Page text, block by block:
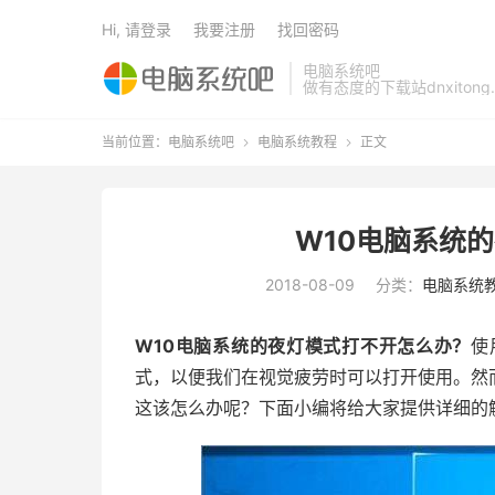
电脑系统吧
做有态度的下载站
Hi, 请登录 我要注册 找回密码
当前位置： 电脑系统吧  电脑系统教程  正文
W10电脑系统
2018-08-09 分类： 电脑系统
W10电脑系统的夜灯模式打不开怎么办？使
式，以便我们在视觉疲劳时可以打开使用。
这该怎么办呢？下面小编将给大家提供详细的